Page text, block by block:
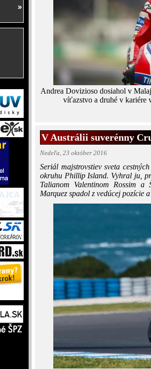
Andrea Dovizioso dosiahol v
víťazstvo a druhé v kariére
V Austrálii suverénny
Nedeľa, 23 október 2016
Seriál majstrovstiev sveta
okruhu Phillip Island. Vyhral ju,
Talianom Valentinom Rossim a
Marquez spadol z vedúcej pozície